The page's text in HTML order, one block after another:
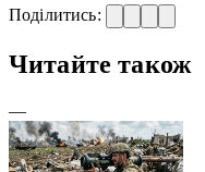
Поділитись:
Читайте також
—